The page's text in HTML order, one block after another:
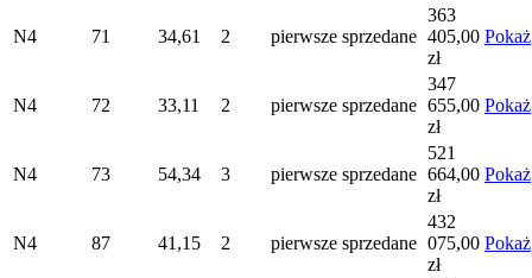
N4 71 34,61 2 pierwsze sprzedane
363
405,00
zł
Pokaż
N4 72 33,11 2 pierwsze sprzedane
347
655,00
zł
Pokaż
N4 73 54,34 3 pierwsze sprzedane
521
664,00
zł
Pokaż
N4 87 41,15 2 pierwsze sprzedane
432
075,00
zł
Pokaż